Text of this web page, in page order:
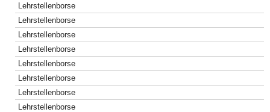
Lehrstellenborse
Lehrstellenborse
Lehrstellenborse
Lehrstellenborse
Lehrstellenborse
Lehrstellenborse
Lehrstellenborse
Lehrstellenborse